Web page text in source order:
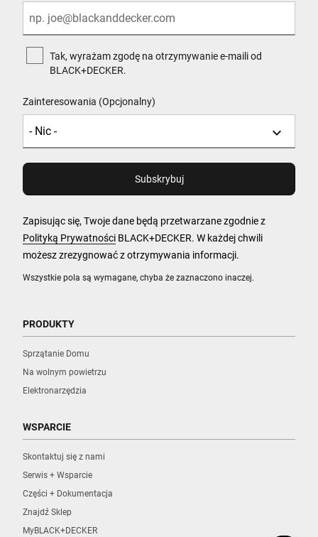
Wszystkie pola są wymagane, chyba że zaznaczono inaczej.
Tak, wyrażam zgodę na otrzymywanie e-maili od
BLACK+DECKER.
Zainteresowania (Opcjonalny)
Zapisując się, Twoje dane będą przetwarzane zgodnie z
Polityką Prywatności BLACK+DECKER. W każdej chwili
możesz zrezygnować z otrzymywania informacji.
PRODUKTY
Sprzątanie Domu
Na wolnym powietrzu
Elektronarzędzia
WSPARCIE
Skontaktuj się z nami
Serwis + Wsparcie
Części + Dokumentacja
Znajdź Sklep
MyBLACK+DECKER